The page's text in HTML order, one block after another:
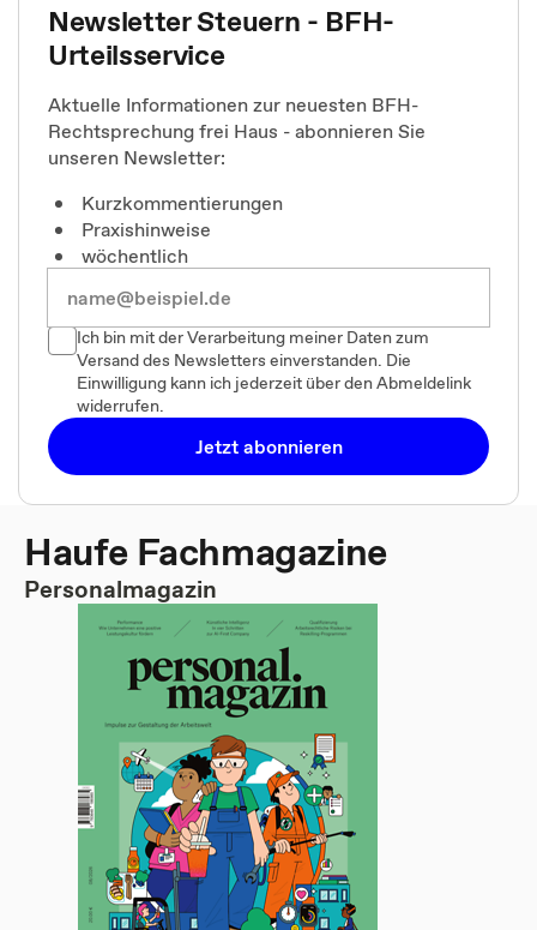
Newsletter Steuern - BFH-
Urteilsservice
Aktuelle Informationen zur neuesten BFH-
Rechtsprechung frei Haus - abonnieren Sie
unseren Newsletter:
Kurzkommentierungen
Praxishinweise
wöchentlich
Ich bin mit der Verarbeitung meiner Daten zum
Versand des Newsletters einverstanden. Die
Einwilligung kann ich jederzeit über den Abmeldelink
widerrufen.
Jetzt abonnieren
Haufe Fachmagazine
Personalmagazin